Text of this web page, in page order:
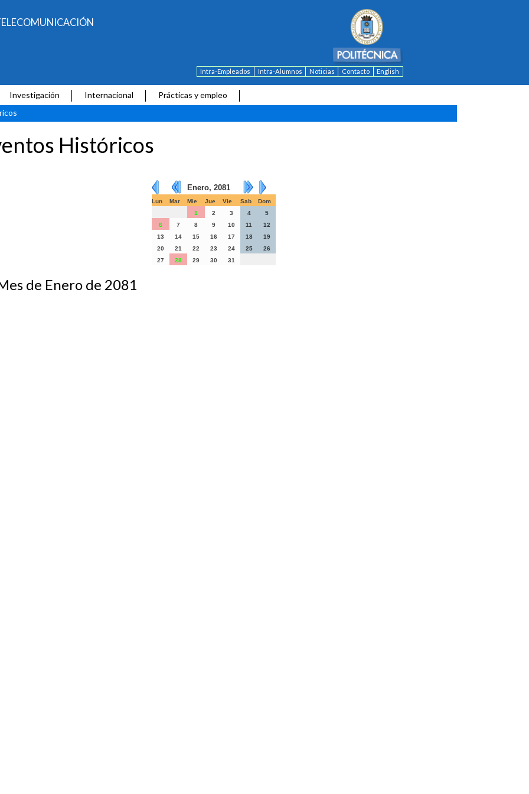
Intra-Empleados Intra-Alumnos Noticias Contacto English
Investigación Internacional
Prácticas y empleo
Históricos
Enero, 2081
Lun Mar Mie Jue Vie Sab
Dom
1
2 3 4
5
6
7 8 9 10 11
12
13
14 15 16 17 18
19
20
21 22 23 24 25
26
27
28 29 30 31
de Enero de 2081